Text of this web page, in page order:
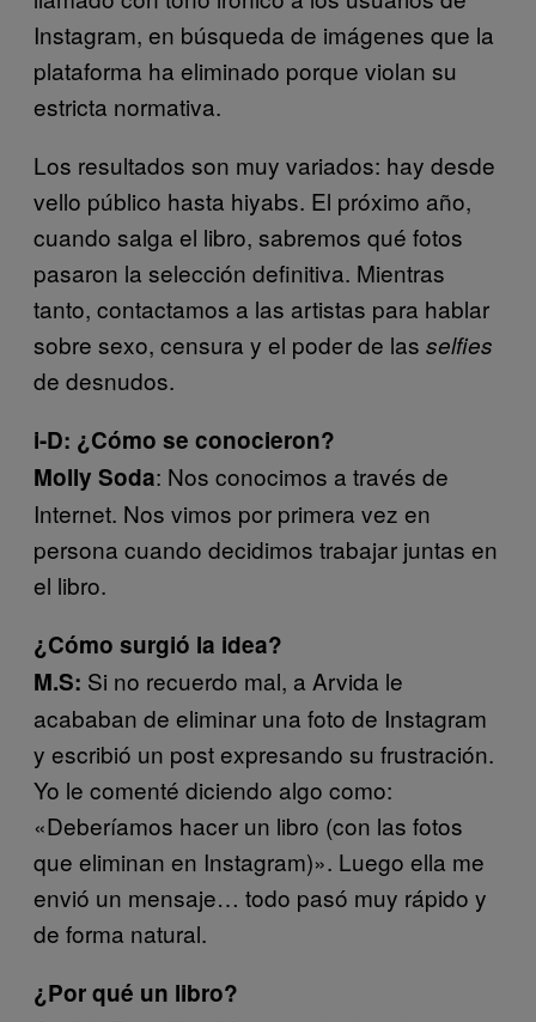
Instagram, en búsqueda de imágenes que la
plataforma ha eliminado porque violan su
estricta normativa.
Los resultados son muy variados: hay desde
vello público hasta hiyabs. El próximo año,
cuando salga el libro, sabremos qué fotos
pasaron la selección definitiva. Mientras
tanto, contactamos a las artistas para hablar
sobre sexo, censura y el poder de las selfies
de desnudos.
i-D: ¿Cómo se conocieron?
Molly Soda: Nos conocimos a través de
Internet. Nos vimos por primera vez en
persona cuando decidimos trabajar juntas en
el libro.
¿Cómo surgió la idea?
M.S: Si no recuerdo mal, a Arvida le
acababan de eliminar una foto de Instagram
y escribió un post expresando su frustración.
Yo le comenté diciendo algo como:
«Deberíamos hacer un libro (con las fotos
que eliminan en Instagram)». Luego ella me
envió un mensaje… todo pasó muy rápido y
de forma natural.
¿Por qué un libro?